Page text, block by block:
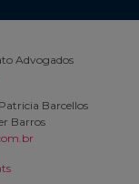
Advogados
Barcellos
Barros